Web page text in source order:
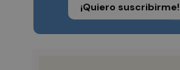
¡Quiero suscribirme!